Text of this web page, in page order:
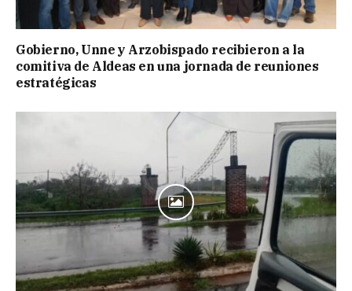
Gobierno, Unne y Arzobispado recibieron a la
comitiva de Aldeas en una jornada de reuniones
estratégicas